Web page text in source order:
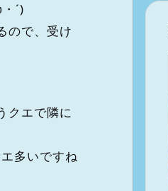
´)
ので、受け
クエで隣に
多いですね